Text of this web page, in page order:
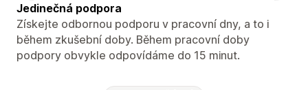
Jedinečná podpora
Získejte odbornou podporu v pracovní dny, a to i
během zkušební doby. Během pracovní doby
podpory obvykle odpovídáme do 15 minut.